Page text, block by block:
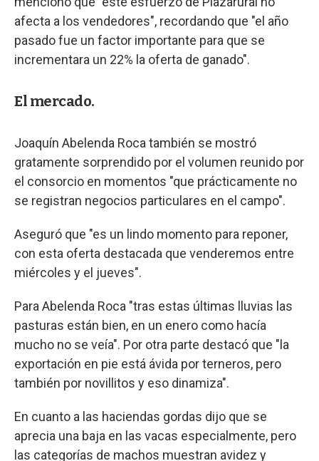
afecta a los vendedores", recordando que "el año
pasado fue un factor importante para que se
incrementara un 22% la oferta de ganado".
El mercado.
Joaquín Abelenda Roca también se mostró
gratamente sorprendido por el volumen reunido por
el consorcio en momentos "que prácticamente no
se registran negocios particulares en el campo".
Aseguró que "es un lindo momento para reponer,
con esta oferta destacada que venderemos entre
miércoles y el jueves".
Para Abelenda Roca "tras estas últimas lluvias las
pasturas están bien, en un enero como hacía
mucho no se veía". Por otra parte destacó que "la
exportación en pie está ávida por terneros, pero
también por novillitos y eso dinamiza".
En cuanto a las haciendas gordas dijo que se
aprecia una baja en las vacas especialmente, pero
las categorías de machos muestran avidez y